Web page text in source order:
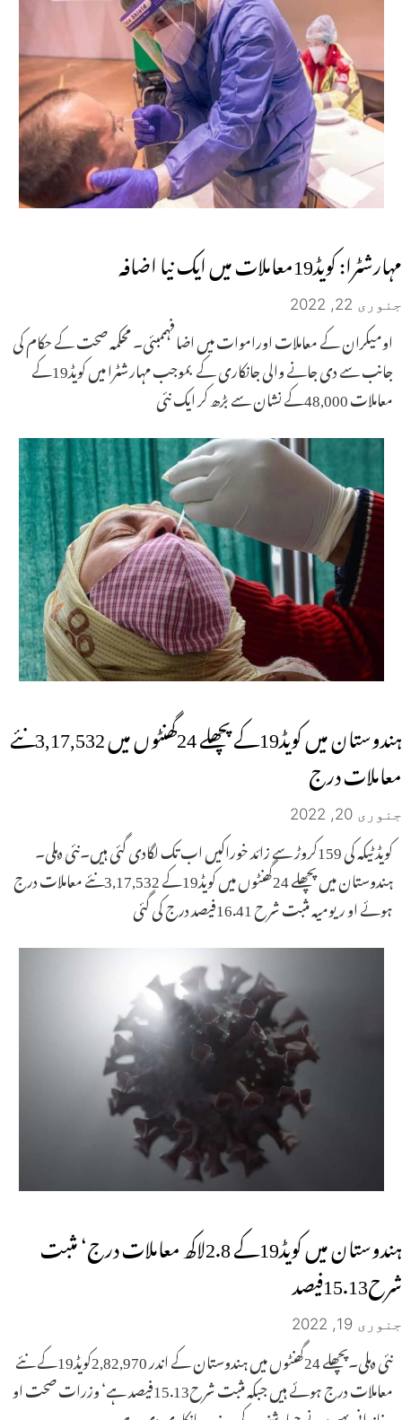
مہارشٹرا: کویڈ19معاملات میں ایک نیا اضافہ
جنوری 22, 2022
اومیکران کے معاملات اوراموات میں اضافہممبئی۔ محکمہ صحت کے حکام کی
جانب سے دی جانے والی جانکاری کے بموجب مہارشٹرا میں کویڈ19کے
معاملات 48,000کے نشان سے بڑھ کر ایک نئی
ہندوستان میں کویڈ19کے پچھلے 24گھنٹوں میں 3,17,532نئے
معاملات درج
جنوری 20, 2022
کویڈٹیکہ کی 159کروڑ سے زائد خوراکیں اب تک لگادی گئی ہیں۔نئی دہلی۔
ہندوستان میں پچھلے 24گھنٹوں میں کویڈ19کے 3,17,532نئے معاملات درج
ہوئے او ریومیہ مثبت شرح 16.41فیصد درج کی گئی
ہندوستان میں کویڈ19کے 2.8لاکھ معاملات درج‘ مثبت
شرح15.13فیصد
جنوری 19, 2022
نئی دہلی۔پچھلے 24گھنٹوں میں ہندوستان کے اندر 2,82,970کویڈ19کے نئے
معاملات درج ہوئے ہیں جبکہ مثبت شرح15.13فیصد ہے‘ وزرات صحت او